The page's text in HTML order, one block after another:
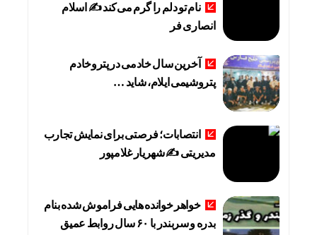
نام تو دلم را گرم می‌کند ✍️ اسلام
انصاری فر
آخرین سال خادمی در پتروخادم
پتروشیمی ایلام، شاید …
انتصابات؛ فرصتی برای نمایش تجارب
مدیریتی ✍ شهریار غلامپور
خواهر خوانده هایی فراموش شده بنام
بدره و سربندر با ۶۰ سال روابط عمیق